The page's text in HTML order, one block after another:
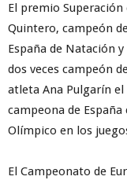
El premio
Quintero, campeón
España de Natación
dos veces campeón
atleta Ana Pulgarín
campeona de
Olímpico en los
El Campeonato de